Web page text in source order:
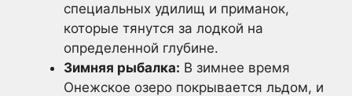
специальных удилищ и приманок,
которые тянутся за лодкой на
определенной глубине.
Зимняя рыбалка: В зимнее время
Онежское озеро покрывается льдом, и